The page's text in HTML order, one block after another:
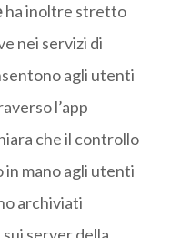
ha inoltre stretto
nei servizi di
agli utenti
l’app
che il controllo
mano agli utenti
archiviati